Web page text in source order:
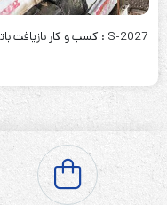
S-2027 : کسب و کار بازیافت باتری